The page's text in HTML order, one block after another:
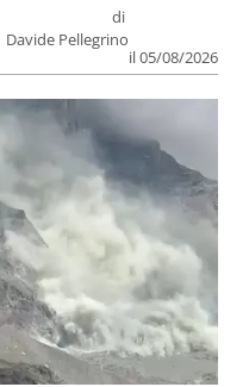
di
Davide Pellegrino
il 05/08/2026